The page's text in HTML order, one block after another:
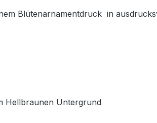
Blütenarnamentdruck in
Hellbraunen Untergrund